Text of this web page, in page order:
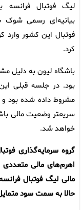
لیگ فوتبال فرانسه
بیانیه‌ای ‌رسمی شوک
فوتبال این کشور
کرد. ‌
باشگاه لیون به دلیل
بود. در جلسه قبلی
مشروط داده شده بود
سریعتر وضعیت مالی
خواهد شد. ‌
گروه سرمایه‌گذاری
‌مالی لیگ فوتبال
‌حالا به سمت سود